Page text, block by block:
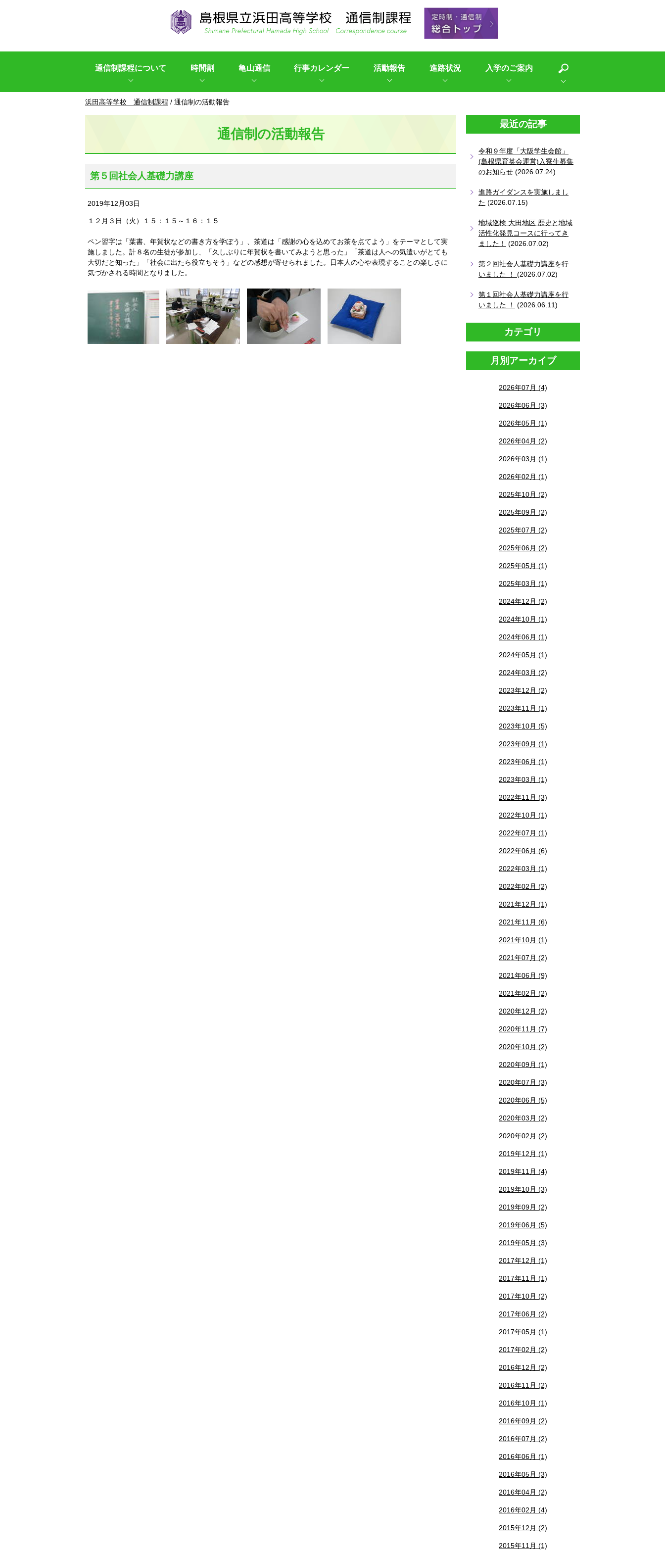
通信制課程について 時間割 亀山通信 行事カレンダー 活動報告 進路状況 入学のご案内
現
浜田高等学校 通信制課程 / 通信制の活動報告
通信制の活動報告
第５回社会人基礎力講座
2019年12月03日
１２月３日（火）１５：１５～１６：１５
ペン習字は「葉書、年賀状などの書き方を学ぼう」、茶道は「感謝の心を込めてお茶を点てよう」をテーマとして実
施しました。計８名の生徒が参加し、「久しぶりに年賀状を書いてみようと思った」「茶道は人への気遣いがとても
大切だと知った」「社会に出たら役立ちそう」などの感想が寄せられました。日本人の心や表現することの楽しさに
気づかされる時間となりました。
最近の記事
令和９年度「大阪学生会館」
(島根県育英会運営)入寮生募集
のお知らせ (2026.07.24)
進路ガイダンスを実施しまし
た (2026.07.15)
地域巡検 大田地区 歴史と地域
活性化発見コースに行ってき
ました！
(2026.07.02)
第２回社会人基礎力講座を行
いました ！ (2026.07.02)
第１回社会人基礎力講座を行
いました ！
(2026.06.11)
カテゴリ
月別アーカイブ
2026年07月 (4)
2026年06月 (3)
2026年05月 (1)
2026年04月 (2)
2026年03月 (1)
2026年02月 (1)
2025年10月 (2)
2025年09月 (2)
2025年07月 (2)
2025年06月 (2)
2025年05月 (1)
2025年03月 (1)
2024年12月 (2)
2024年10月 (1)
2024年06月 (1)
2024年05月 (1)
2024年03月 (2)
2023年12月 (2)
2023年11月 (1)
2023年10月 (5)
2023年09月 (1)
2023年06月 (1)
2023年03月 (1)
2022年11月 (3)
2022年10月 (1)
2022年07月 (1)
2022年06月 (6)
2022年03月 (1)
2022年02月 (2)
2021年12月 (1)
2021年11月 (6)
2021年10月 (1)
2021年07月 (2)
2021年06月 (9)
2021年02月 (2)
2020年12月 (2)
2020年11月 (7)
2020年10月 (2)
2020年09月 (1)
2020年07月 (3)
2020年06月 (5)
2020年03月 (2)
2020年02月 (2)
2019年12月 (1)
2019年11月 (4)
2019年10月 (3)
2019年09月 (2)
2019年06月 (5)
2019年05月 (3)
2017年12月 (1)
2017年11月 (1)
2017年10月 (2)
2017年06月 (2)
2017年05月 (1)
2017年02月 (2)
2016年12月 (2)
2016年11月 (2)
2016年10月 (1)
2016年09月 (2)
2016年07月 (2)
2016年06月 (1)
2016年05月 (3)
2016年04月 (2)
2016年02月 (4)
2015年12月 (2)
2015年11月 (1)